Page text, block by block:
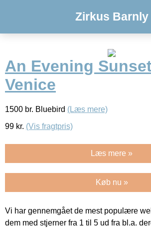
Zirkus Barnly
An Evening
Venice
1500 br. Bluebird (Læs mere)
99 kr. (Vis fragtpris)
Læs mere »
Køb nu »
Vi har gennemgået de mest populære
dem med stjerner fra 1 til 5 ud fra bl.a.